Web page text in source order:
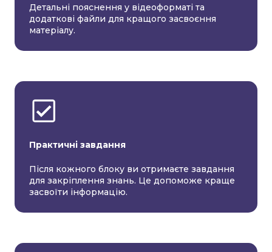
Детальні пояснення у відеоформаті та
додаткові файли для кращого засвоєння
матеріалу.
Практичні завдання
Після кожного блоку ви отримаєте завдання
для закріплення знань. Це допоможе краще
засвоїти інформацію.